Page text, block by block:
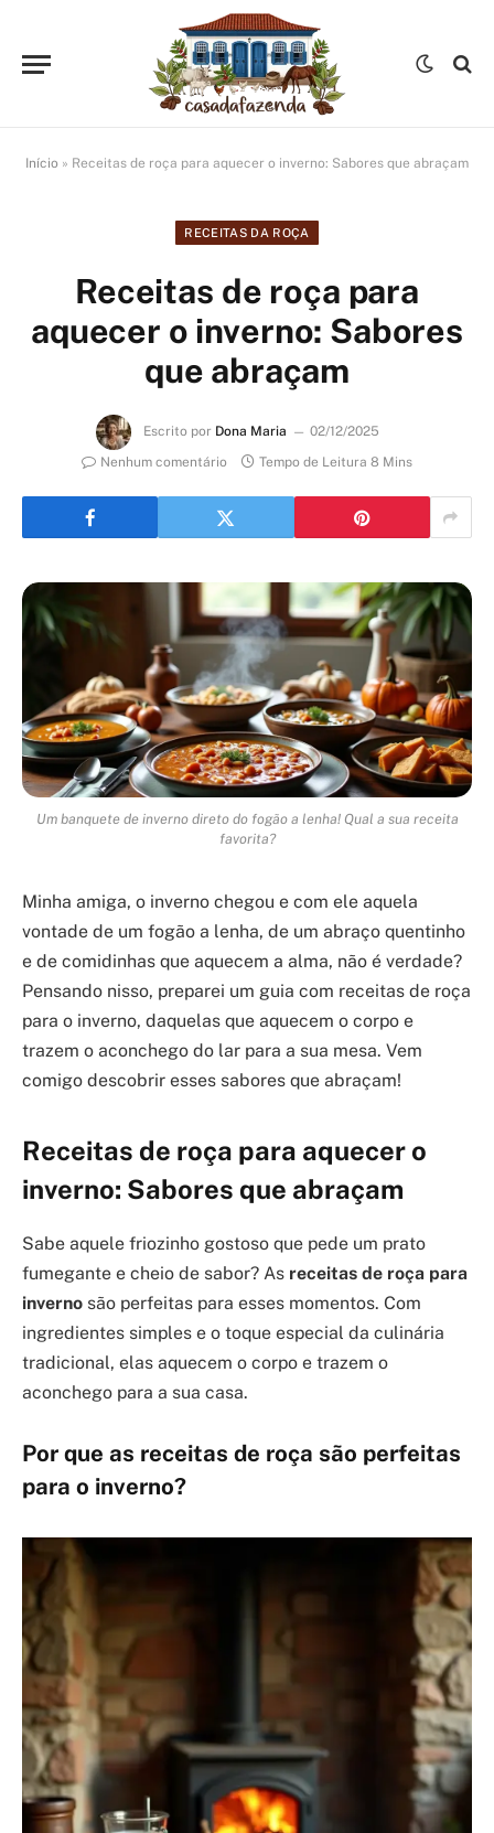
Início » Receitas de roça para aquecer o inverno: Sabores que abraçam
RECEITAS DA ROÇA
Receitas de roça para
aquecer o inverno: Sabores
que abraçam
Escrito por Dona Maria
02/12/2025
Nenhum comentário
Tempo de Leitura 8 Mins
Um banquete de inverno direto do fogão a lenha! Qual a sua receita
favorita?
Minha amiga, o inverno chegou e com ele aquela
vontade de um fogão a lenha, de um abraço quentinho
e de comidinhas que aquecem a alma, não é verdade?
Pensando nisso, preparei um guia com receitas de roça
para o inverno, daquelas que aquecem o corpo e
trazem o aconchego do lar para a sua mesa. Vem
comigo descobrir esses sabores que abraçam!
Receitas de roça para aquecer o
inverno: Sabores que abraçam
Sabe aquele friozinho gostoso que pede um prato
fumegante e cheio de sabor? As receitas de roça para
inverno são perfeitas para esses momentos. Com
ingredientes simples e o toque especial da culinária
tradicional, elas aquecem o corpo e trazem o
aconchego para a sua casa.
Por que as receitas de roça são perfeitas
para o inverno?